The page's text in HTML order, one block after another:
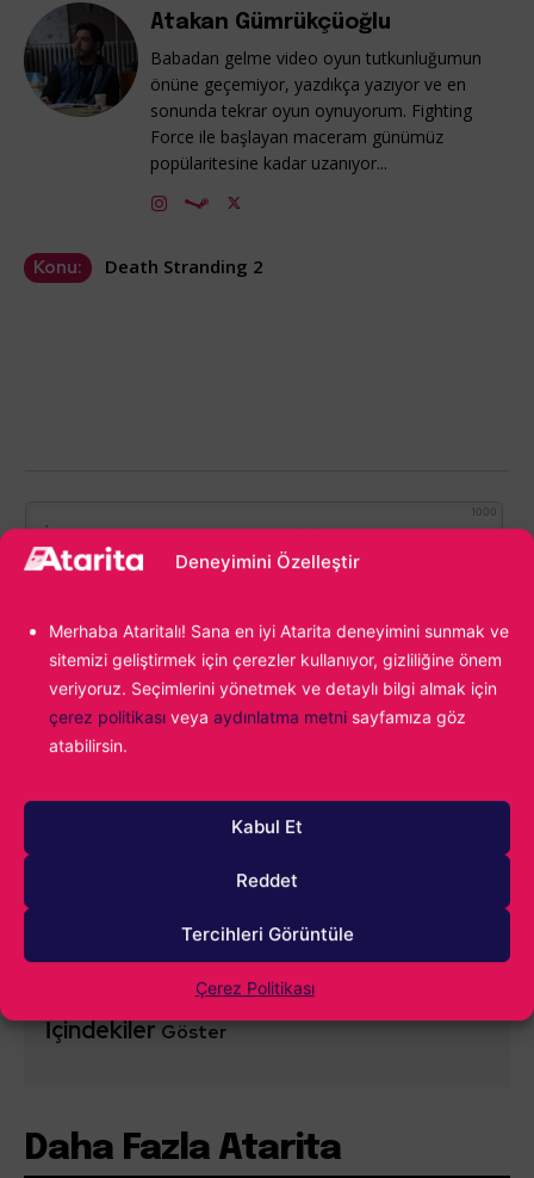
Deneyimini Özelleştir
Merhaba Ataritalı! Sana en iyi Atarita deneyimini sunmak ve
sitemizi geliştirmek için çerezler kullanıyor, gizliliğine önem
veriyoruz. Seçimlerini yönetmek ve detaylı bilgi almak için
çerez politikası veya aydınlatma metni sayfamıza göz
atabilirsin.
Kabul Et
Reddet
Tercihleri Görüntüle
Çerez Politikası
Atakan Gümrükçüoğlu
Babadan gelme video oyun tutkunluğumun
önüne geçemiyor, yazdıkça yazıyor ve en
sonunda tekrar oyun oynuyorum. Fighting
Force ile başlayan maceram günümüz
popülaritesine kadar uzanıyor...
Konu: Death Stranding 2
1000
İçindekilerGöster
Daha Fazla Atarita